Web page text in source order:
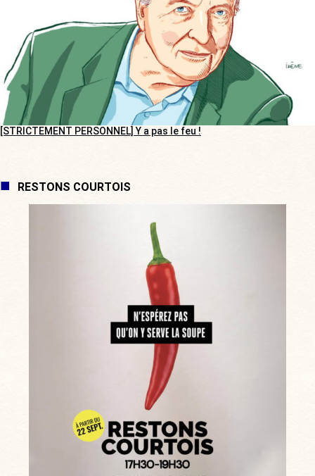
[STRICTEMENT PERSONNEL] Y a pas le feu !
RESTONS COURTOIS